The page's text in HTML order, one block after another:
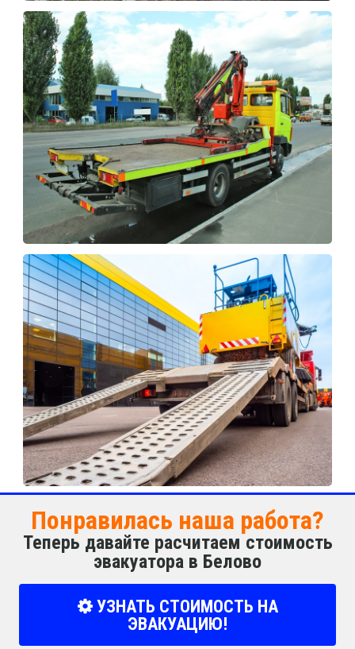
Понравилась наша работа?
Теперь давайте расчитаем стоимость
эвакуатора в Белово
УЗНАТЬ СТОИМОСТЬ НА
ЭВАКУАЦИЮ!